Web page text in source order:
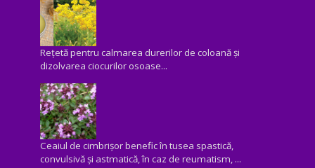
Rețetă pentru calmarea durerilor de coloană și
dizolvarea ciocurilor osoase...
Ceaiul de cimbrișor benefic în tusea spastică,
convulsivă şi astmatică, în caz de reumatism, ...